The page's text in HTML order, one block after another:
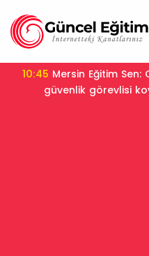
10:45
güvenlik görevlisi